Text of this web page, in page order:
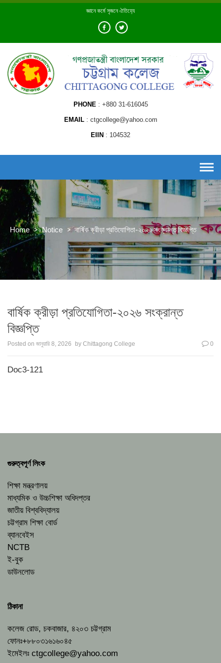
Skip
জ্ঞানে কর্মে সৃজনে ঐতিহ্যে
PHONE +880 31-616045
EMAIL ctgcollege@yahoo.com
EIIN 104532
Home > Notice > বার্ষিক ক্রীড়া প্রতিযোগিতা-২০২৬ সংক্রান্ত বিজ্ঞপ্তি
বার্ষিক ক্রীড়া প্রতিযোগিতা-২০২৬ সংক্রান্ত
বিজ্ঞপ্তি
Posted on জানুয়ারি 8, 2026 by Chittagong College 0
Doc3-121
গুরুত্বপূর্ণ লিংক
শিক্ষা মন্ত্রণালয়
মাধ্যমিক ও উচ্চশিক্ষা অধিদপ্তর
জাতীয় বিশ্ববিদ্যালয়
চট্টগ্রাম শিক্ষা বোর্ড
ব্যানবেইস
NCTB
ই-বুক
ডাউনলোড
ঠিকানা
কলেজ রোড, চকবাজার, ৪২০৩ চট্টগ্রাম
ফোনঃ+৮৮০৩১৬১৬০৪৫
ইমেইলঃ ctgcollege@yahoo.com